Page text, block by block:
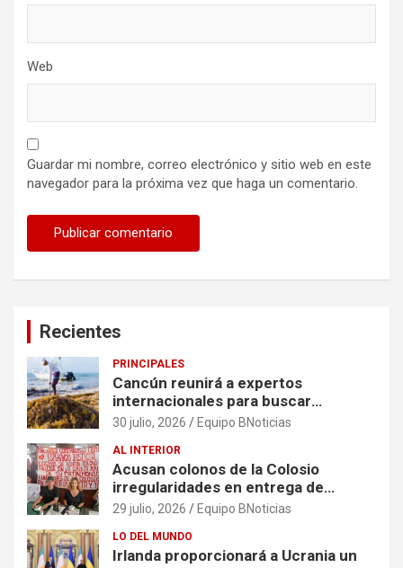
Web
Guardar mi nombre, correo electrónico y sitio web en este
navegador para la próxima vez que haga un comentario.
Recientes
PRINCIPALES
Cancún reunirá a expertos
internacionales para buscar
soluciones al problema del sargazo
30 julio, 2026 Equipo BNoticias
AL INTERIOR
Acusan colonos de la Colosio
irregularidades en entrega de
escrituras
29 julio, 2026 Equipo BNoticias
LO DEL MUNDO
Irlanda proporcionará a Ucrania un